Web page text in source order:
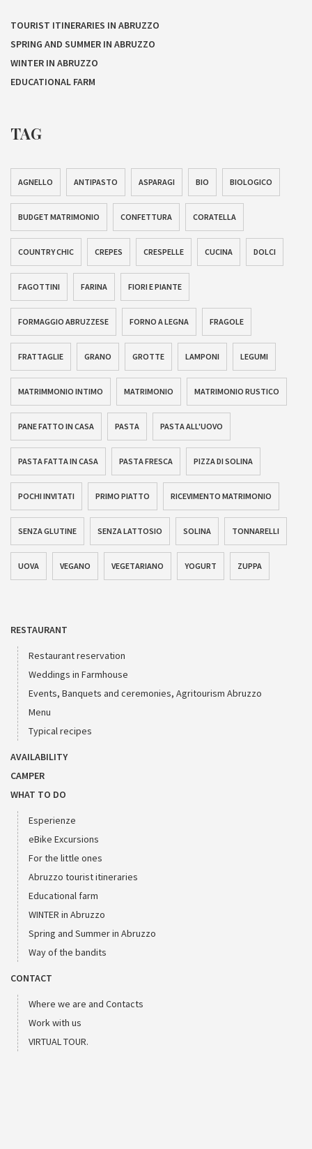
TOURIST ITINERARIES IN ABRUZZO
SPRING AND SUMMER IN ABRUZZO
WINTER IN ABRUZZO
EDUCATIONAL FARM
TAG
AGNELLO ANTIPASTO ASPARAGI BIO BIOLOGICO
BUDGET MATRIMONIO CONFETTURA CORATELLA
COUNTRY CHIC CREPES CRESPELLE CUCINA DOLCI
FAGOTTINI FARINA FIORI E PIANTE
FORMAGGIO ABRUZZESE FORNO A LEGNA FRAGOLE
FRATTAGLIE GRANO GROTTE LAMPONI LEGUMI
MATRIMMONIO INTIMO MATRIMONIO MATRIMONIO RUSTICO
PANE FATTO IN CASA PASTA PASTA ALL'UOVO
PASTA FATTA IN CASA PASTA FRESCA PIZZA DI SOLINA
POCHI INVITATI PRIMO PIATTO RICEVIMENTO MATRIMONIO
SENZA GLUTINE SENZA LATTOSIO SOLINA TONNARELLI
UOVA VEGANO VEGETARIANO YOGURT ZUPPA
RESTAURANT
Restaurant reservation
Weddings in Farmhouse
Events, Banquets and ceremonies, Agritourism Abruzzo
Menu
Typical recipes
AVAILABILITY
CAMPER
WHAT TO DO
Esperienze
eBike Excursions
For the little ones
Abruzzo tourist itineraries
Educational farm
WINTER in Abruzzo
Spring and Summer in Abruzzo
Way of the bandits
CONTACT
Where we are and Contacts
Work with us
VIRTUAL TOUR.